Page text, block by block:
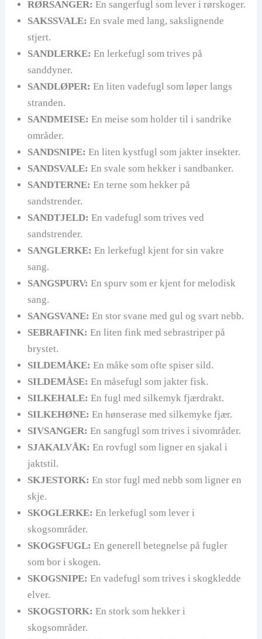
RØRSANGER: En sangerfugl som lever i rørskoger.
SAKSSVALE: En svale med lang, sakslignende
stjert.
SANDLERKE: En lerkefugl som trives på
sanddyner.
SANDLØPER: En liten vadefugl som løper langs
stranden.
SANDMEISE: En meise som holder til i sandrike
områder.
SANDSNIPE: En liten kystfugl som jakter insekter.
SANDSVALE: En svale som hekker i sandbanker.
SANDTERNE: En terne som hekker på
sandstrender.
SANDTJELD: En vadefugl som trives ved
sandstrender.
SANGLERKE: En lerkefugl kjent for sin vakre
sang.
SANGSPURV: En spurv som er kjent for melodisk
sang.
SANGSVANE: En stor svane med gul og svart nebb.
SEBRAFINK: En liten fink med sebrastriper på
brystet.
SILDEMÅKE: En måke som ofte spiser sild.
SILDEMÅSE: En måsefugl som jakter fisk.
SILKEHALE: En fugl med silkemyk fjærdrakt.
SILKEHØNE: En hønserase med silkemyke fjær.
SIVSANGER: En sangfugl som trives i sivområder.
SJAKALVÅK: En rovfugl som ligner en sjakal i
jaktstil.
SKJESTORK: En stor fugl med nebb som ligner en
skje.
SKOGLERKE: En lerkefugl som lever i
skogsområder.
SKOGSFUGL: En generell betegnelse på fugler
som bor i skogen.
SKOGSNIPE: En vadefugl som trives i skogkledde
elver.
SKOGSTORK: En stork som hekker i
skogsområder.